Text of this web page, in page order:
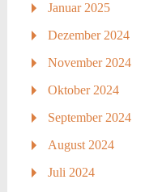
Januar 2025
Dezember 2024
November 2024
Oktober 2024
September 2024
August 2024
Juli 2024